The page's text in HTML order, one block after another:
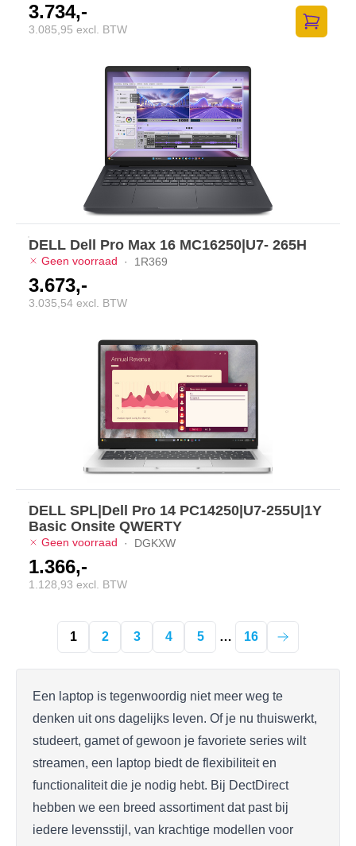
3.734,-
3.085,95 excl. BTW
DELL Dell Pro Max 16 MC16250|U7- 265H
Geen voorraad · 1R369
3.673,-
3.035,54 excl. BTW
DELL SPL|Dell Pro 14 PC14250|U7-255U|1Y
Basic Onsite QWERTY
Geen voorraad · DGKXW
1.366,-
1.128,93 excl. BTW
1 2 3 4 5 … 16
Een laptop is tegenwoordig niet meer weg te
denken uit ons dagelijks leven. Of je nu thuiswerkt,
studeert, gamet of gewoon je favoriete series wilt
streamen, een laptop biedt de flexibiliteit en
functionaliteit die je nodig hebt. Bij DectDirect
hebben we een breed assortiment dat past bij
iedere levensstijl, van krachtige modellen voor